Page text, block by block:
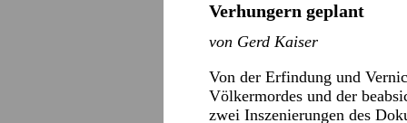
Verhungern geplant
von Gerd Kaiser
Von der Erfindung und
Völkermordes und der
zwei Inszenierungen des